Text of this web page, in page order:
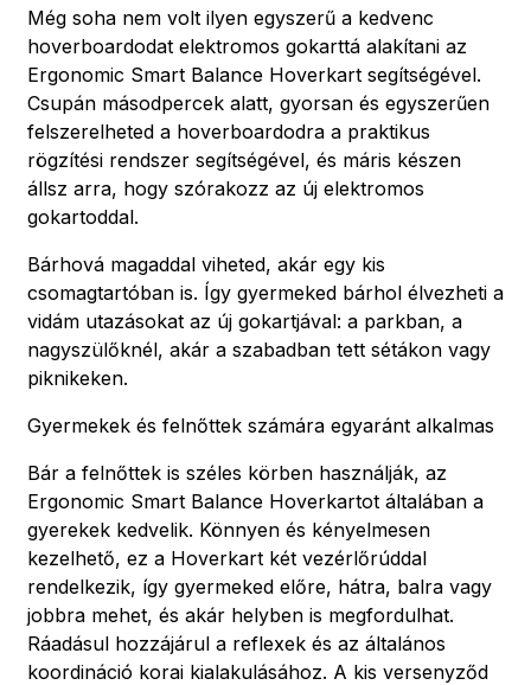
Még soha nem volt ilyen egyszerű a kedvenc
hoverboardodat elektromos gokarttá alakítani az
Ergonomic Smart Balance Hoverkart segítségével.
Csupán másodpercek alatt, gyorsan és egyszerűen
felszerelheted a hoverboardodra a praktikus
rögzítési rendszer segítségével, és máris készen
állsz arra, hogy szórakozz az új elektromos
gokartoddal.
Bárhová magaddal viheted, akár egy kis
csomagtartóban is. Így gyermeked bárhol élvezheti a
vidám utazásokat az új gokartjával: a parkban, a
nagyszülőknél, akár a szabadban tett sétákon vagy
piknikeken.
Gyermekek és felnőttek számára egyaránt alkalmas
Bár a felnőttek is széles körben használják, az
Ergonomic Smart Balance Hoverkartot általában a
gyerekek kedvelik. Könnyen és kényelmesen
kezelhető, ez a Hoverkart két vezérlőrúddal
rendelkezik, így gyermeked előre, hátra, balra vagy
jobbra mehet, és akár helyben is megfordulhat.
Ráadásul hozzájárul a reflexek és az általános
koordináció korai kialakulásához. A kis versenyződ